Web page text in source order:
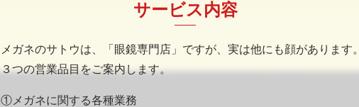
サービス内容
メガネのサトウは、「眼鏡専門店」ですが、実は他にも顔があります。
３つの営業品目をご案内します。
①メガネに関する各種業務